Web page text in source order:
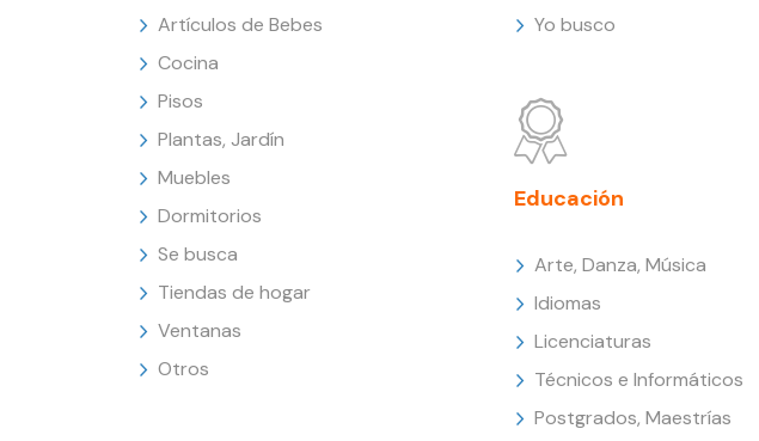
Artículos de Bebes
Cocina
Pisos
Plantas, Jardín
Muebles
Dormitorios
Se busca
Tiendas de hogar
Ventanas
Otros
Yo busco
Educación
Arte, Danza, Música
Idiomas
Licenciaturas
Técnicos e Informáticos
Postgrados, Maestrías